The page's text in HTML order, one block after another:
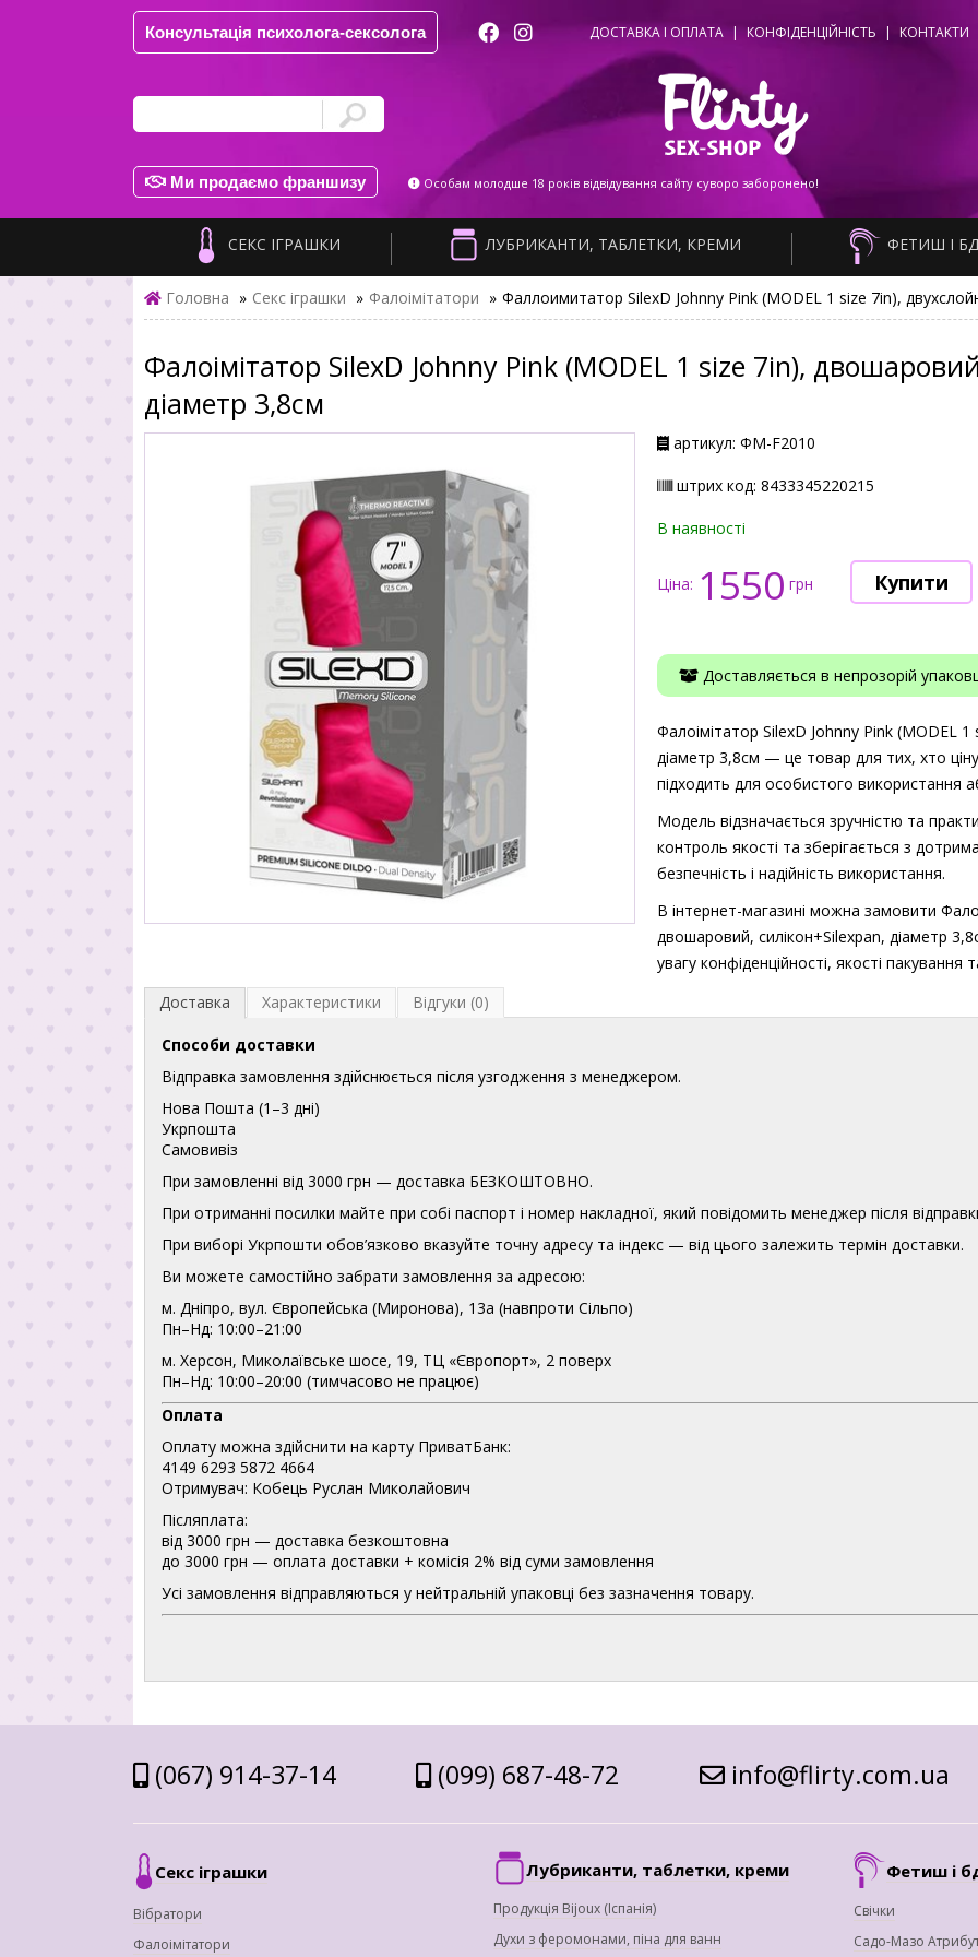
Консультація психолога-сексолога ДОСТАВКА І ОПЛАТА | КОНФІДЕНЦІЙНІСТЬ | КОНТАКТИ
Ми продаємо франшизу Особам молодше 18 років відвідування сайту суворо заборонено!
СЕКС ІГРАШКИ ЛУБРИКАНТИ, ТАБЛЕТКИ, КРЕМИ ФЕТИШ І
Головна » Секс іграшки » Фалоімітатори » Фаллоимитатор SilexD Johnny Pink (MODEL 1 size 7in),
Фалоімітатор SilexD Johnny Pink (MODEL 1 size 7in),
діаметр 3,8см
артикул: ФМ-F2010
штрих код: 8433345220215
В наявності
Ціна: 1550 грн
Доставляється в непрозорій
Фалоімітатор SilexD Johnny Pink (MODEL
діаметр 3,8см — це товар для тих, хто
підходить для особистого використання
Модель відзначається зручністю та
контроль якості та зберігається з
безпечність і надійність використання.
В інтернет-магазині можна замовити
двошаровий, силікон+Silexpan, діаметр
увагу конфіденційності, якості
Доставка
Характеристики Відгуки (0)
Способи доставки
Відправка замовлення здійснюється після узгодження з менеджером.
Нова Пошта (1–3 дні)
Укрпошта
Самовивіз
При замовленні від 3000 грн — доставка БЕЗКОШТОВНО.
При отриманні посилки майте при собі паспорт і номер накладної, який повідомить менеджер після
При виборі Укрпошти обов’язково вказуйте точну адресу та індекс — від цього залежить термін доставки.
Ви можете самостійно забрати замовлення за адресою:
м. Дніпро, вул. Європейська (Миронова), 13а (навпроти Сільпо)
Пн–Нд: 10:00–21:00
м. Херсон, Миколаївське шосе, 19, ТЦ «Європорт», 2 поверх
Пн–Нд: 10:00–20:00 (тимчасово не працює)
Оплата
Оплату можна здійснити на карту ПриватБанк:
4149 6293 5872 4664
Отримувач: Кобець Руслан Миколайович
Післяплата:
від 3000 грн — доставка безкоштовна
до 3000 грн — оплата доставки + комісія 2% від суми замовлення
Усі замовлення відправляються у нейтральній упаковці без зазначення товару.
(067) 914-37-14 (099) 687-48-72 info@flirty.com.ua
Секс іграшки
Вібратори
Фалоімітатори
Лубриканти, таблетки, креми
Продукція Bijoux (Іспанія)
Духи з феромонами, піна для ванн
Фетиш і
Свічки
Садо-Мазо